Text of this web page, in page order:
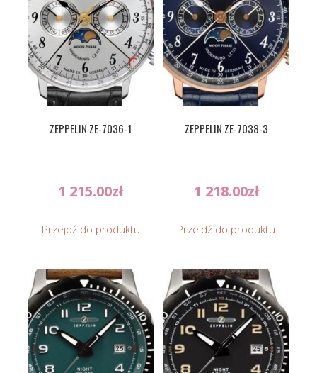
ZEPPELIN ZE-7036-1
1 215.00zł
Przejdź do produktu
ZEPPELIN ZE-7038-3
1 218.00zł
Przejdź do produktu